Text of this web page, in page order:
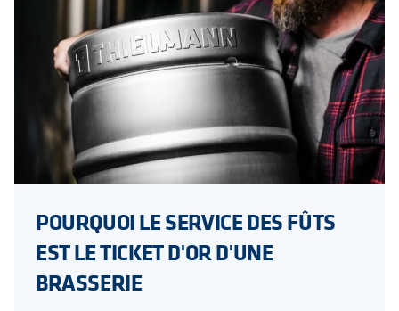
POURQUOI LE SERVICE DES FÛTS
EST LE TICKET D'OR D'UNE
BRASSERIE